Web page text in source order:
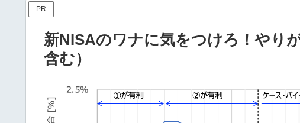
PR
新NISAのワナに気をつけろ！やり
含む）